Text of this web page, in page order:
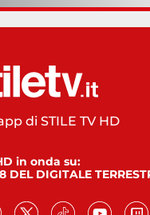
di STILE TV HD
in onda su:
DEL DIGITALE